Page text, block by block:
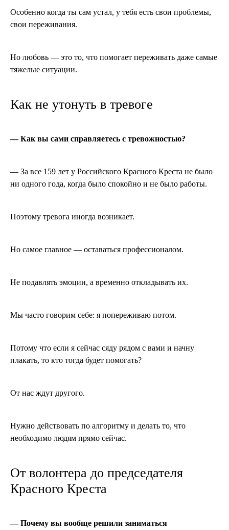
Особенно когда ты сам устал, у тебя есть свои проблемы,
свои переживания.
Но любовь — это то, что помогает переживать даже самые
тяжелые ситуации.
Как не утонуть в тревоге
— Как вы сами справляетесь с тревожностью?
— За все 159 лет у Российского Красного Креста не было
ни одного года, когда было спокойно и не было работы.
Поэтому тревога иногда возникает.
Но самое главное — оставаться профессионалом.
Не подавлять эмоции, а временно откладывать их.
Мы часто говорим себе: я попереживаю потом.
Потому что если я сейчас сяду рядом с вами и начну
плакать, то кто тогда будет помогать?
От нас ждут другого.
Нужно действовать по алгоритму и делать то, что
необходимо людям прямо сейчас.
От волонтера до председателя
Красного Креста
— Почему вы вообще решили заниматься